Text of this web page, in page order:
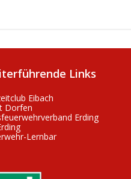
Links
Eibach
Dorfen
Erding
Lernbar